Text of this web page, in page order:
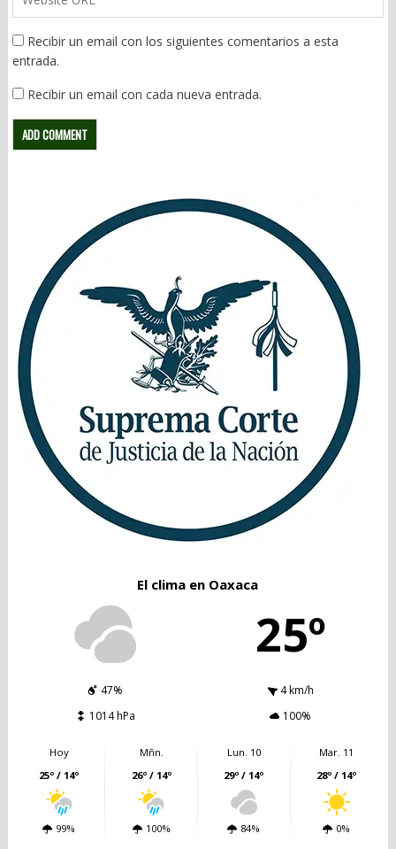
Recibir un email con los siguientes comentarios a esta
entrada.
Recibir un email con cada nueva entrada.
El clima en Oaxaca
25º
47%
4 km/h
1014 hPa
100%
Hoy
25º / 14º
99%
Mñn.
26º / 14º
100%
Lun. 10
29º / 14º
84%
Mar. 11
28º / 14º
0%